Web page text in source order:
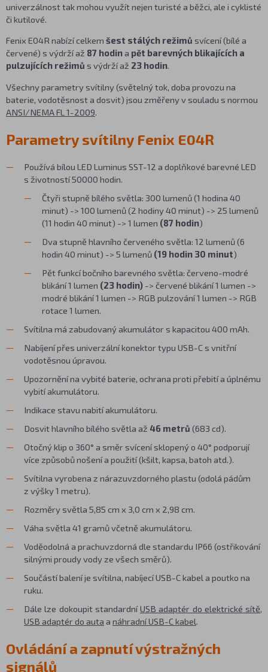
univerzálnost tak mohou využít nejen turisté a běžci, ale i cyklisté
či kutilové.
Fenix E04R nabízí celkem šest stálých režimů svícení (bílé a
červené) s výdrží až 87 hodina pět barevných blikajících a
pulzujících režimů s výdrží až 23 hodin.
Všechny parametry svítilny (světelný tok, doba provozu na
baterie, vodotěsnost a dosvit) jsou změřeny v souladu s normou
ANSI/NEMA FL 1-2009.
Parametry svítilny Fenix E04R
Používá bílou LED Luminus SST-12 a doplňkové barevné LED
s životností 50000 hodin.
Čtyři stupně bílého světla: 300 lumenů (1 hodina 40
minut) -> 100 lumenů (2 hodiny 40 minut) -> 25 lumenů
(11 hodin 40 minut) -> 1 lumen (87 hodin)
Dva stupně hlavního červeného světla: 12 lumenů (6
hodin 40 minut) -> 5 lumenů (19 hodin 30 minut)
Pět funkcí bočního barevného světla: červeno-modré
blikání 1 lumen (23 hodin) -> červené blikání 1 lumen ->
modré blikání 1 lumen -> RGB pulzování 1 lumen -> RGB
rotace 1 lumen.
Svítilna má zabudovaný akumulátor s kapacitou 400 mAh.
Nabíjení přes univerzální konektor typu USB-C s vnitřní
vodotěsnou úpravou.
Upozornění na vybité baterie, ochrana proti přebití a úplnému
vybití akumulátoru.
Indikace stavu nabití akumulátoru.
Dosvit hlavního bílého světla až 46 metrů (683 cd).
Otočný klip o 360° a směr svícení sklopený o 40° podporují
více způsobů nošení a použití (kšilt, kapsa, batoh atd.).
Svítilna vyrobena z nárazuvzdorného plastu (odolá pádům
z výšky 1 metru).
Rozměry světla 5,85 cm x 3,0 cm x 2,98 cm.
Váha světla 41 gramů včetně akumulátoru.
Voděodolná a prachuvzdorná dle standardu IP66 (ostřikování
silnými proudy vody ze všech směrů).
Součástí balení je svítilna, nabíjecí USB-C kabel a poutko na
ruku.
Dále lze dokoupit standardníUSB adaptér do elektrické sítě,
USB adaptér do auta a náhradní USB-C kabel.
Ovládání a zapnutí výstražných
signálů